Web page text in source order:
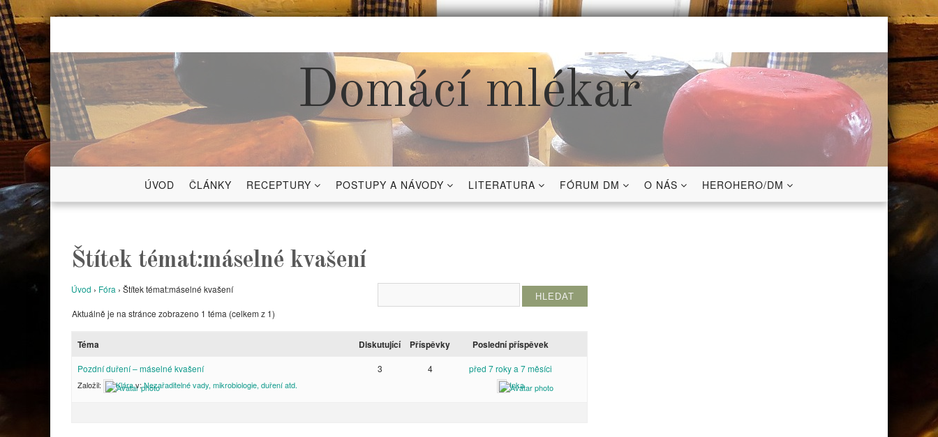
Skip
content
Domácí mlékař
ÚVOD ČLÁNKY RECEPTURY POSTUPY A NÁVODY LITERATURA FÓRUM DM O NÁS HEROHERO/DM
Štítek témat:máselné kvašení
Úvod › Fóra › Štítek témat:máselné kvašení
Aktuálně je na stránce zobrazeno 1 téma (celkem z 1)
Téma Diskutující Příspěvky Poslední příspěvek
Pozdní duření – máselné kvašení
Založil: Klárav:Nezařaditelné vady, mikrobiologie, duření atd.
3 4 před 7 roky a 7 měsíci
Inka